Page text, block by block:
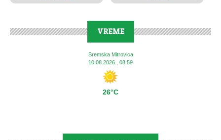
VREME
Sremska Mitrovica
10.08.2026., 08:59
26°C